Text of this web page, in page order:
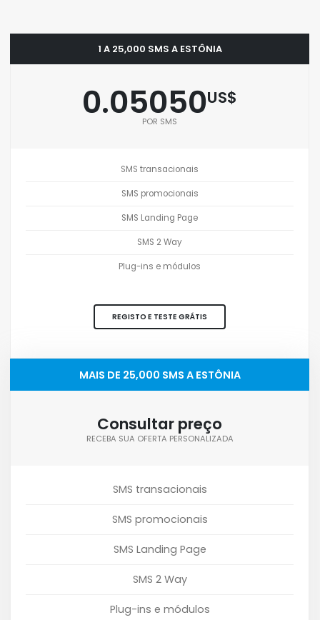
1 A 25,000 SMS A ESTÔNIA
0.05050US$
POR SMS
SMS transacionais
SMS promocionais
SMS Landing Page
SMS 2 Way
Plug-ins e módulos
REGISTO E TESTE GRÁTIS
MAIS DE 25,000 SMS A ESTÔNIA
Consultar preço
RECEBA SUA OFERTA PERSONALIZADA
SMS transacionais
SMS promocionais
SMS Landing Page
SMS 2 Way
Plug-ins e módulos